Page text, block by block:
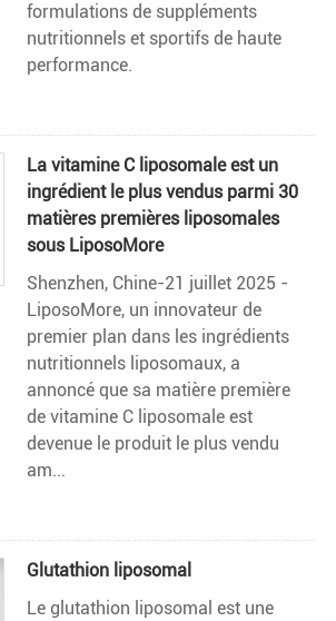
formulations de suppléments
nutritionnels et sportifs de haute
performance.
La vitamine C liposomale est un
ingrédient le plus vendus parmi 30
matières premières liposomales
sous LiposoMore
Shenzhen, Chine-21 juillet 2025 -
LiposoMore, un innovateur de
premier plan dans les ingrédients
nutritionnels liposomaux, a
annoncé que sa matière première
de vitamine C liposomale est
devenue le produit le plus vendu
am...
Glutathion liposomal
Le glutathion liposomal est une